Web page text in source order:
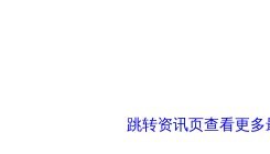
跳转资讯页查看更